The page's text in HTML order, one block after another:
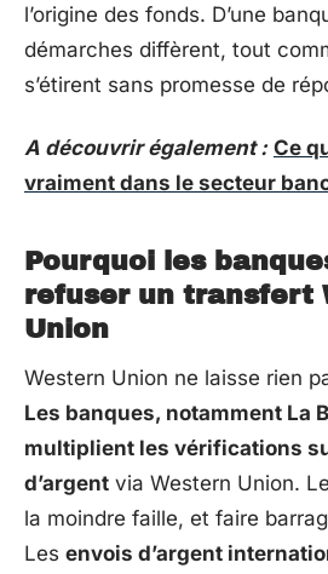
l’origine des fonds. D’une
démarches diffèrent, tout
s’étirent sans promesse de
A découvrir également : Ce
vraiment dans le secteur
Pourquoi les
refuser un transfert
Union
Western Union ne laisse rien
Les banques, notamment La
multiplient les vérifications
d’argent via Western Union.
la moindre faille, et faire
Les envois d’argent